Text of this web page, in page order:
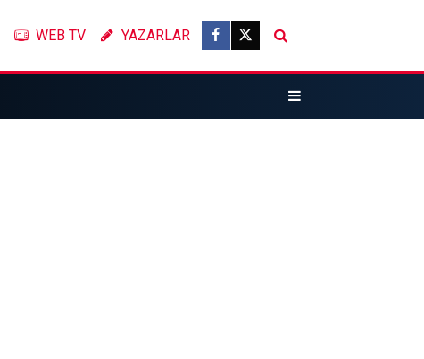
WEB TV YAZARLAR